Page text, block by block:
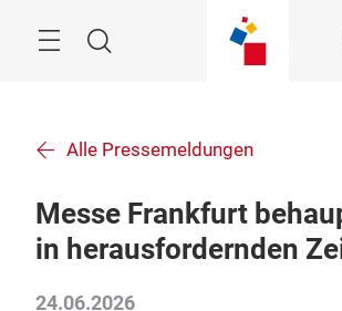
Suche
Alle Pressemeldungen
Messe Frankfurt
in herausfordernden
24.06.2026